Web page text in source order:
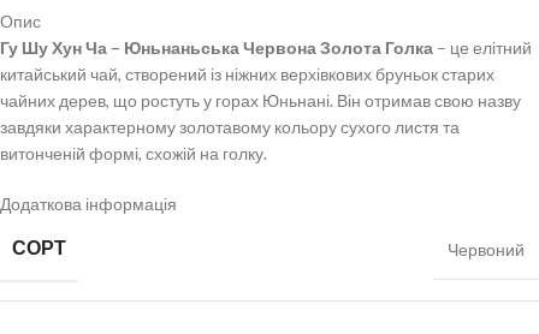
Опис
Гу Шу Хун Ча – Юньнаньська Червона Золота Голка – це елітний
китайський чай, створений із ніжних верхівкових бруньок старих
чайних дерев, що ростуть у горах Юньнані. Він отримав свою назву
завдяки характерному золотавому кольору сухого листя та
витонченій формі, схожій на голку.
Додаткова інформація
СОРТ Червоний